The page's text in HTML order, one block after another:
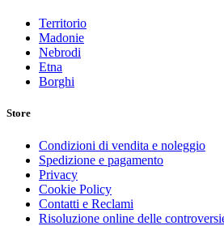
Territorio
Madonie
Nebrodi
Etna
Borghi
Store
Condizioni di vendita e noleggio
Spedizione e pagamento
Privacy
Cookie Policy
Contatti e Reclami
Risoluzione online delle